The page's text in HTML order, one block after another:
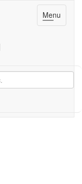
Toggle
navigation
Menu